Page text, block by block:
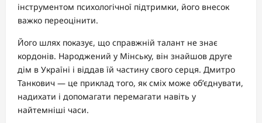
інструментом психологічної підтримки, його внесок
важко переоцінити.
Його шлях показує, що справжній талант не знає
кордонів. Народжений у Мінську, він знайшов друге
дім в Україні і віддав їй частину свого серця. Дмитро
Танкович — це приклад того, як сміх може об’єднувати,
надихати і допомагати перемагати навіть у
найтемніші часи.